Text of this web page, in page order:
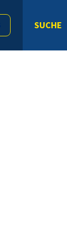
SUCHE